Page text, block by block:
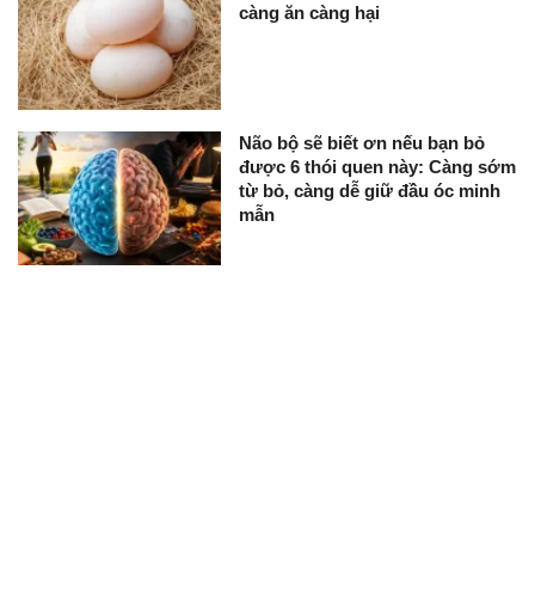
càng ăn càng hại
Não bộ sẽ biết ơn nếu bạn bỏ
được 6 thói quen này: Càng sớm
từ bỏ, càng dễ giữ đầu óc minh
mẫn